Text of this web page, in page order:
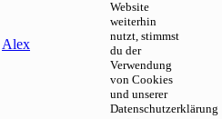
Alex
Website
weiterhin
nutzt, stimmst
du der
Verwendung
von Cookies
und unserer
Datenschutzerklärung